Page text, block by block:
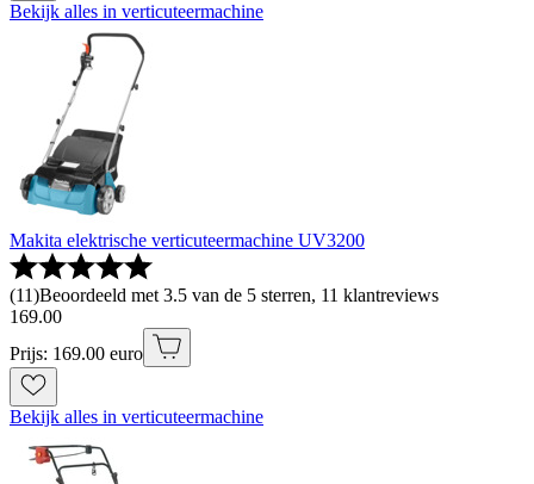
Bekijk alles in verticuteermachine
Makita elektrische verticuteermachine UV3200
(11)Beoordeeld met 3.5 van de 5 sterren, 11 klantreviews
169.00
Prijs: 169.00 euro
Bekijk alles in verticuteermachine